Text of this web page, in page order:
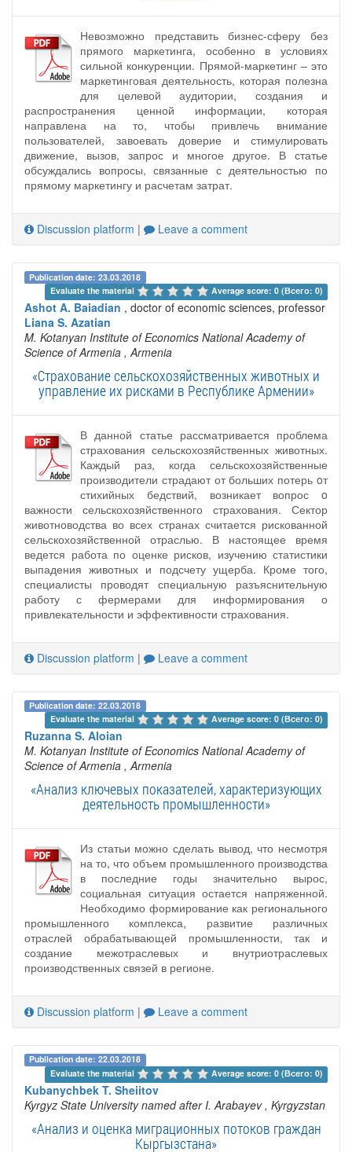
Невозможно представить бизнес-сферу без
прямого маркетинга, особенно в условиях
сильной конкуренции. Прямой-маркетинг – это
маркетинговая деятельность, которая полезна
для целевой аудитории, создания и
распространения ценной информации, которая
направлена на то, чтобы привлечь внимание
пользователей, завоевать доверие и стимулировать
движение, вызов, запрос и многое другое. В статье
обсуждались вопросы, связанные с деятельностью по
прямому маркетингу и расчетам затрат.
Discussion platform | Leave a comment
Publication date: 23.03.2018
Evaluate the material
Average score: 0 (Всего: 0)
Ashot A. Baiadian , doctor of economic sciences, professor
Liana S. Azatian
M. Kotanyan Institute of Economics National Academy of
Science of Armenia , Armenia
«Страхование сельскохозяйственных животных и
управление их рисками в Республике Армении»
В данной статье рассматривается проблема
страхования сельскохозяйственных животных.
Каждый раз, когда сельскохозяйственные
производители страдают от больших потерь oт
стихийных бедствий, возникает вопрос o
важности сельскохозяйственного страхования. Сектор
животноводства во всех странах считается рискованной
сельскохозяйственной отраслью. В настоящее время
ведется работа по оценке рисков, изучению статистики
выпадения животных и подсчету ущерба. Кроме того,
специалисты проводят специальную разъяснительную
работу с фермерами для информирования о
привлекательности и эффективности страхования.
Discussion platform | Leave a comment
Publication date: 22.03.2018
Evaluate the material
Average score: 0 (Всего: 0)
Ruzanna S. Aloian
M. Kotanyan Institute of Economics National Academy of
Science of Armenia , Armenia
«Анализ ключевых показателей, характеризующих
деятельность промышленности»
Из статьи можно сделать вывод, что несмотря
на то, что объем промышленного производства
в последние годы значительно вырос,
социальная ситуация остается напряженной.
Необходимо формирование как регионального
промышленного комплекса, развитие различных
отраслей обрабатывающей промышленности, так и
создание межотраслевых и внутриотраслевых
производственных связей в регионе.
Discussion platform | Leave a comment
Publication date: 22.03.2018
Evaluate the material
Average score: 0 (Всего: 0)
Kubanychbek T. Sheiitov
Kyrgyz State University named after I. Arabayev , Kyrgyzstan
«Анализ и оценка миграционных потоков граждан
Кыргызстана»